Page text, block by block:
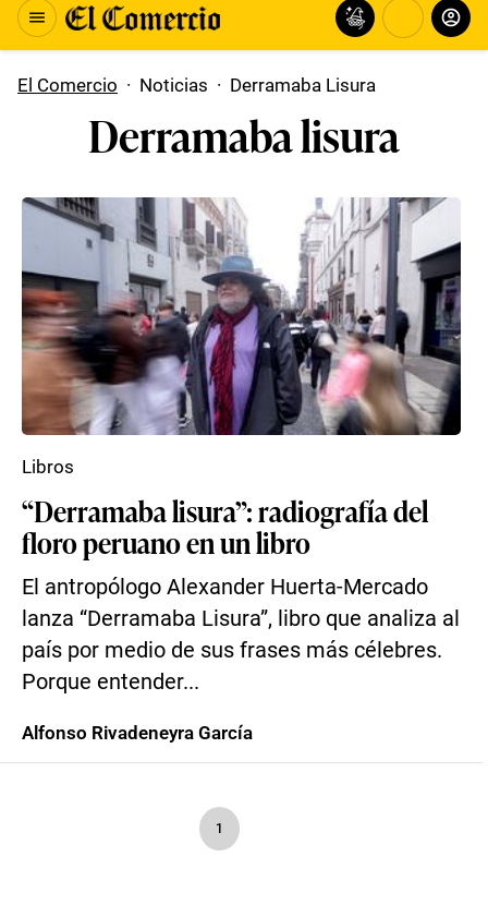
El Comercio · Noticias · Derramaba Lisura
Derramaba lisura
“Derramaba lisura”: radiografía del
floro peruano en un libro
El antropólogo Alexander Huerta-Mercado
lanza “Derramaba Lisura”, libro que analiza al
país por medio de sus frases más célebres.
Porque entender...
Libros
Alfonso Rivadeneyra García
1